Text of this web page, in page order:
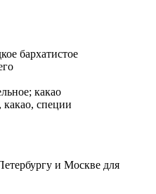
бархатистое
какао
какао, специи
и Москве для